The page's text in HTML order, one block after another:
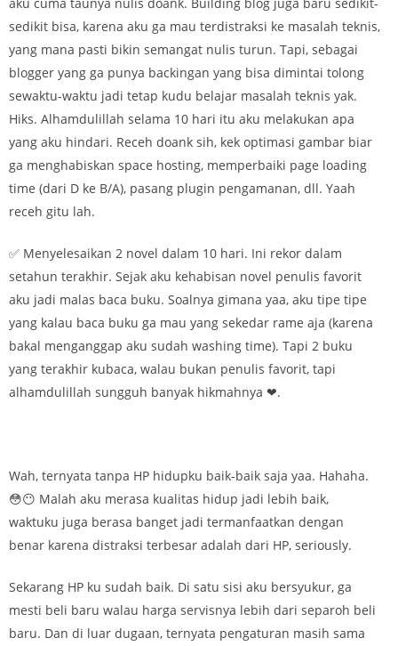
aku cuma taunya nulis doank. Building blog juga baru sedikit-
sedikit bisa, karena aku ga mau terdistraksi ke masalah teknis,
yang mana pasti bikin semangat nulis turun. Tapi, sebagai
blogger yang ga punya backingan yang bisa dimintai tolong
sewaktu-waktu jadi tetap kudu belajar masalah teknis yak.
Hiks. Alhamdulillah selama 10 hari itu aku melakukan apa
yang aku hindari. Receh doank sih, kek optimasi gambar biar
ga menghabiskan space hosting, memperbaiki page loading
time (dari D ke B/A), pasang plugin pengamanan, dll. Yaah
receh gitu lah.
✅ Menyelesaikan 2 novel dalam 10 hari. Ini rekor dalam
setahun terakhir. Sejak aku kehabisan novel penulis favorit
aku jadi malas baca buku. Soalnya gimana yaa, aku tipe tipe
yang kalau baca buku ga mau yang sekedar rame aja (karena
bakal menganggap aku sudah washing time). Tapi 2 buku
yang terakhir kubaca, walau bukan penulis favorit, tapi
alhamdulillah sungguh banyak hikmahnya ❤.
Wah, ternyata tanpa HP hidupku baik-baik saja yaa. Hahaha.
😳😶 Malah aku merasa kualitas hidup jadi lebih baik,
waktuku juga berasa banget jadi termanfaatkan dengan
benar karena distraksi terbesar adalah dari HP, seriously.
Sekarang HP ku sudah baik. Di satu sisi aku bersyukur, ga
mesti beli baru walau harga servisnya lebih dari separoh beli
baru. Dan di luar dugaan, ternyata pengaturan masih sama